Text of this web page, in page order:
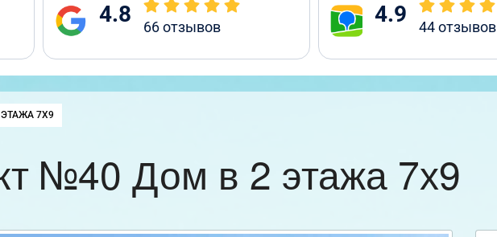
4.8 66отзывов 4.9 44отзывов
7Х9
№40 Дом в 2 этажа 7х9